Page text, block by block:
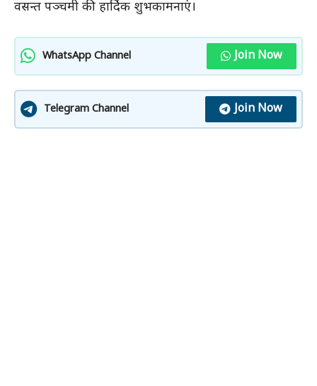
वसन्त पञ्चमी की हार्दिक शुभकामनाएं।
WhatsApp Channel Join Now
Telegram Channel Join Now